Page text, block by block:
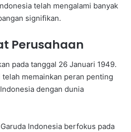
telah mengalami banyak
signifikan.
Perusahaan
pada tanggal 26 Januari 1949.
telah memainkan peran penting
dengan dunia
Indonesia berfokus pada